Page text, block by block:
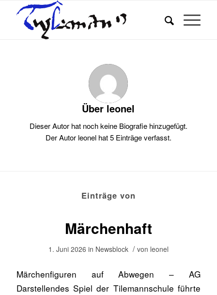
Über leonel
Dieser Autor hat noch keine Biografie hinzugefügt.
Der Autor leonelhat 5 Einträge verfasst.
Einträge von
Märchenhaft
1. Juni 2026 in Newsblock / von leonel
Märchenfiguren auf Abwegen – AG
Darstellendes Spiel der Tilemannschule führte